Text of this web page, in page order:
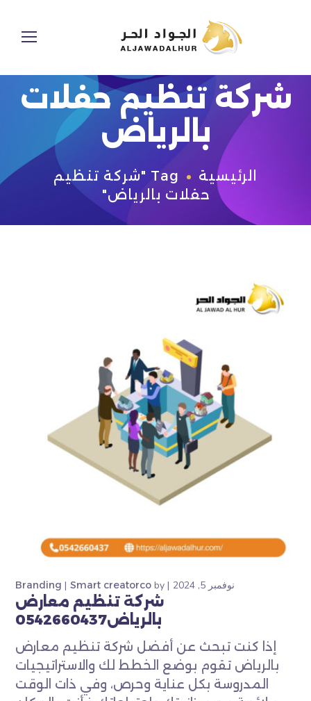
شركة تنظيم حفلات
بالرياض
الرئيسية
Tag "شركة تنظيم
حفلات بالرياض"
نوفمبر 5, 2024 by
Smart creatorco
Branding
شركة تنظيم معارض
بالرياض0542660437
إذا كنت تبحث عن أفضل شركة تنظيم معارض
بالرياض تقوم بوضع الخطط لك والاستراتيجيات
المدروسة بكل عناية وحرص، وفي ذات الوقت